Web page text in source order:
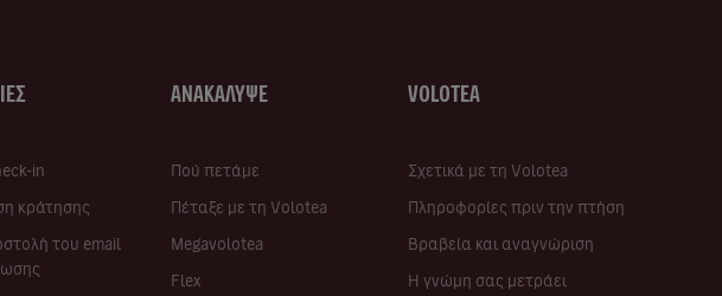
in
κράτησης
του email
ΑΝΑΚΑΛΥΨΕ
Πού πετάμε
Πέταξε με τη Volotea
Megavolotea
Flex
VOLOTEA
Σχετικά με τη Volotea
Πληροφορίες πριν την πτήση
Βραβεία και αναγνώριση
Η γνώμη σας μετράει